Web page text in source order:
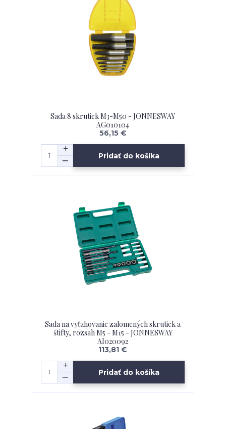
Sada 8 skrutiek M3-M50 - JONNESWAY
AG010104
56,15 €
Pridať do košíka
Sada na vyťahovanie zalomených skrutiek a
štifty, rozsah M5 - M15 - JONNESWAY
AI020092
113,81 €
Pridať do košíka